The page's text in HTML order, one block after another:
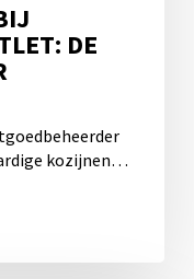
DE
kozijnen…